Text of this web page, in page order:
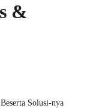
&
Solusi-nya